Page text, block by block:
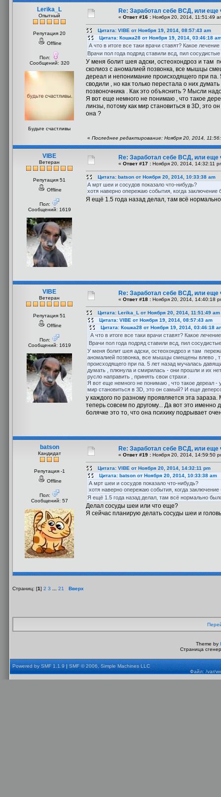
Lerika_L
Опытный
Репутация 20
Offline
Пол:
Сообщений: 320
Будьте счастливы
Re: Заработал себе ВСД, или еще
« Ответ #16 : Ноября 20, 2014, 11:51:49
Цитата: VIBE от Ноября 19, 2014, 08:57:43 am
Цитата: Кошка28 от Ноября 19, 2014, 03:46:18
А что в итоге все таки врачи ставят? Какое
Врачи пол года подряд ставили всд, пил
У меня болит шея адски, остеохондроз и там
сколиоз с аномалией позвонка, все мышцы
дереал и непонимание происходящего при
сводили , но как только перестала о них
позвоночника . Как это объяснить ? Мысли
Я вот еще немного не понимаю , что такое
линзы, потому как мир становиться в 3D, это
она ?
« Последнее редактирование: Ноября 20, 2014,
VIBE
Ветеран
Репутация 51
Offline
Пол:
Сообщений: 1619
Re: Заработал себе ВСД, или еще
« Ответ #17 : Ноября 20, 2014, 14:32:11
Цитата: batson от Ноября 20, 2014, 10:33:38 am
А мрт шеи и сосудов показало что-нибудь?
хотя наверно опережаю события, когда заключение
Я ещё 1.5 года назад делал, там всё
VIBE
Ветеран
Репутация 51
Offline
Пол:
Сообщений: 1619
Re: Заработал себе ВСД, или еще
« Ответ #18 : Ноября 20, 2014, 14:40:18
Цитата: Lerika_L от Ноября 20, 2014, 11:51:49 am
Цитата: VIBE от Ноября 19, 2014, 08:57:43 am
Цитата: Кошка28 от Ноября 19, 2014, 03:46:18
А что в итоге все таки врачи ставят? Какое
Врачи пол года подряд ставили всд, пил
У меня болит шея адски, остеохондроз и там
аномалией позвонка, все мышцы смещены влево , т
происходящего при па. 5 лет назад мучалась
думать , плюнула и смирилась - они прошли и их
русло направить , принять свои страхи .
Я вот еще немного не понимаю , что такое дереал -
мир становиться в 3D, это он самый? И еще
у каждого по разному проявляется эта
теперь совсем по другому... Да вот это именно
болячке это то, что она психику подрывает
batson
Кандидат
Репутация -1
Offline
Пол:
Сообщений: 57
Re: Заработал себе ВСД, или еще
« Ответ #19 : Ноября 20, 2014, 14:59:50
Цитата: VIBE от Ноября 20, 2014, 14:32:11 pm
Цитата: batson от Ноября 20, 2014, 10:33:38 am
А мрт шеи и сосудов показало что-нибудь?
хотя наверно опережаю события, когда заключение
Я ещё 1.5 года назад делал, там всё нормально
Делал сосуды шеи или что еще?
Я сейчас планирую делать сосуды шеи и
Страниц: [1] 2 3 21 Вверх
Theme by
Страница
Powered by SMF 1.1.9|SMF © 2006, Simple Machines LLC
Файл: /var/